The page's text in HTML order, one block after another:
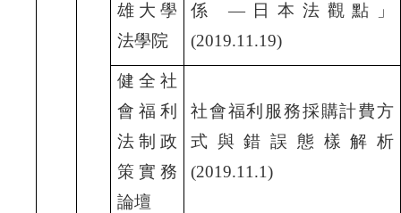
雄大學
法學院
係 —日本法觀點」
(2019.11.19)
健全社
會福利
法制政
策實務
論壇
社會福利服務採購計費方
式與錯誤態樣解析
(2019.11.1)